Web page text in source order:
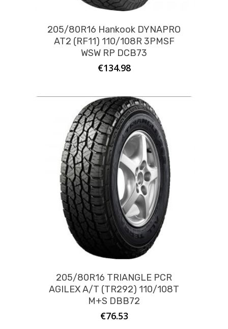
205/80R16 Hankook DYNAPRO
AT2 (RF11) 110/108R 3PMSF
WSW RP DCB73
€134.98
205/80R16 TRIANGLE PCR
AGILEX A/T (TR292) 110/108T
M+S DBB72
€76.53